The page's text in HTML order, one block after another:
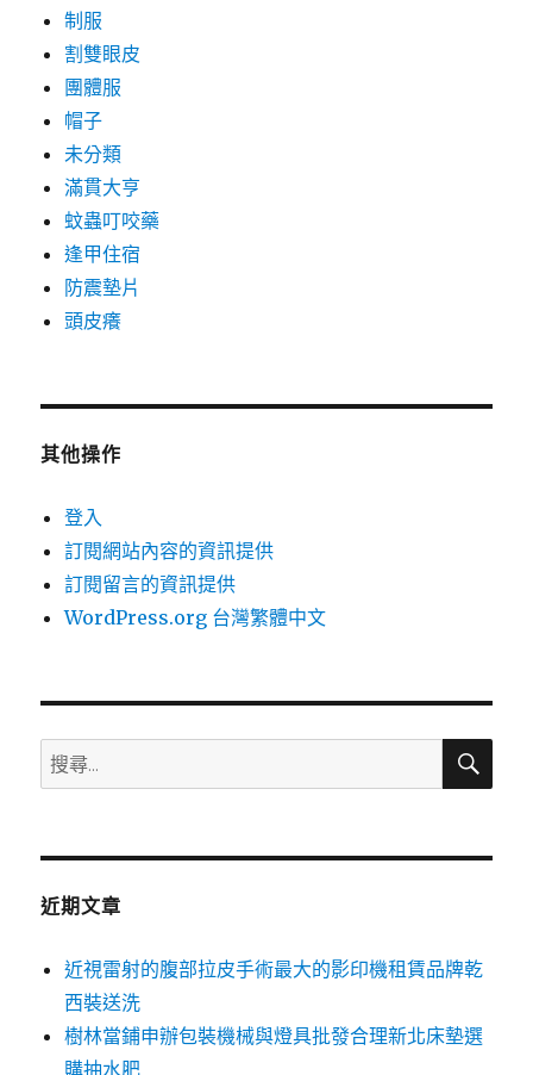
制服
割雙眼皮
團體服
帽子
未分類
滿貫大亨
蚊蟲叮咬藥
逢甲住宿
防震墊片
頭皮癢
其他操作
登入
訂閱網站內容的資訊提供
訂閱留言的資訊提供
WordPress.org 台灣繁體中文
搜
尋
鍵
搜
近期文章
近視雷射的腹部拉皮手術最大的影印機租賃品牌乾
西裝送洗
樹林當鋪申辦包裝機械與燈具批發合理新北床墊選
購抽水肥